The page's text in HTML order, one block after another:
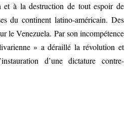
à la destruction de tout espoir de
du continent latino-américain. Des
le Venezuela. Par son incompétence
» a déraillé la révolution et
d’une dictature contre-